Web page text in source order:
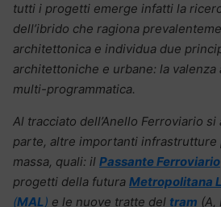
tutti i progetti emerge infatti la
dell’ibrido che ragiona
architettonica e individua due
architettoniche e urbane: la
multi-programmatica.
Al tracciato dell’Anello Ferroviario si
parte, altre importanti infrastrutture
massa, quali: il Passante Ferroviario
progetti della futura Metropolitana
(MAL) e le nuove tratte del tram (A,